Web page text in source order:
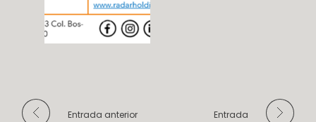
Entrada anterior
Entrada